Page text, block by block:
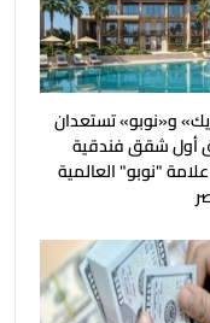
و«نوبو» تستعدان
أول شقق فندقية
"نوبو" العالمية